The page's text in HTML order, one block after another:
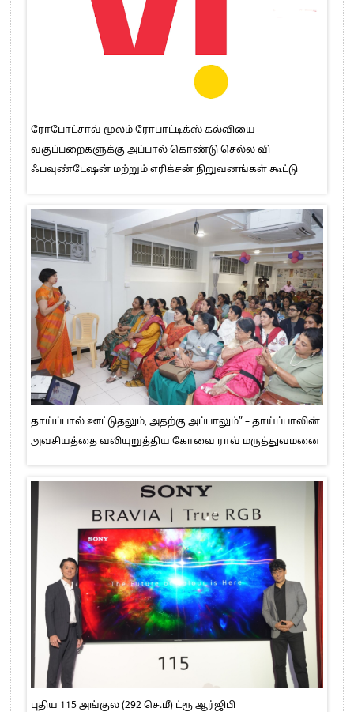
ரோபோட்சாவ் மூலம் ரோபாட்டிக்ஸ் கல்வியை
வகுப்பறைகளுக்கு அப்பால் கொண்டு செல்ல வி
ஃபவுண்டேஷன் மற்றும் எரிக்சன் நிறுவனங்கள் கூட்டு
தாய்ப்பால் ஊட்டுதலும், அதற்கு அப்பாலும்” – தாய்ப்பாலின்
அவசியத்தை வலியுறுத்திய கோவை ராவ் மருத்துவமனை
புதிய 115 அங்குல (292 செ.மீ) ட்ரூ ஆர்ஜிபி